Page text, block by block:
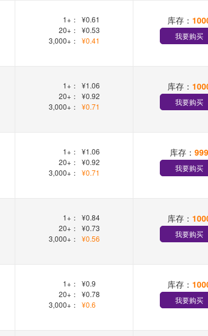
1+：
¥0.61
20+：
¥0.53
3,000+：
¥0.41
库存：
我要购买
1+：
¥1.06
20+：
¥0.92
3,000+：
¥0.71
库存：
我要购买
1+：
¥1.06
20+：
¥0.92
3,000+：
¥0.71
库存： 999
我要购买
1+：
¥0.84
20+：
¥0.73
3,000+：
¥0.56
库存：
我要购买
1+：
¥0.9
20+：
¥0.78
3,000+：
¥0.6
库存：
我要购买